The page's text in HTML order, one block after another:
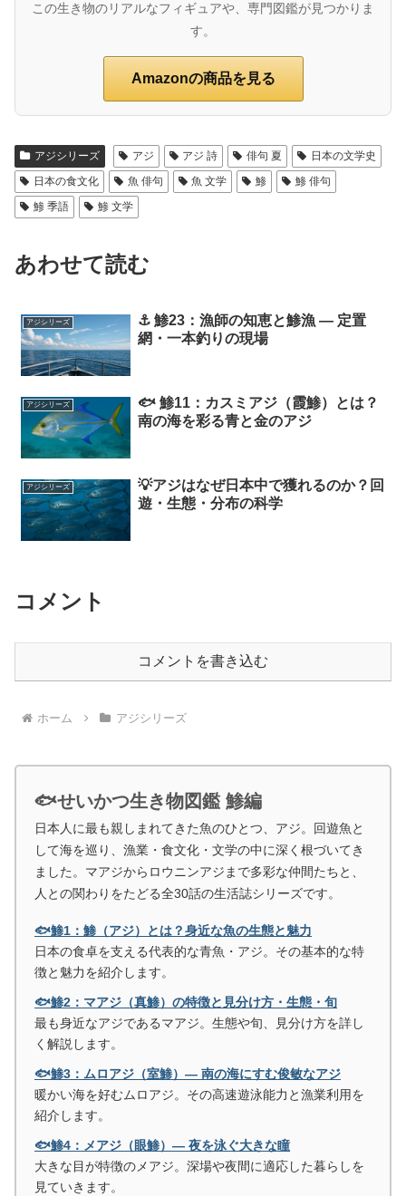
この生き物のリアルなフィギュアや、専門図鑑が見つかりま
す。
Amazonの商品を見る
アジシリーズ アジ アジ 詩 俳句 夏
日本の文学史
日本の食文化
魚 俳句 魚 文学 鯵
鯵 俳句
鯵 季語
鯵 文学
あわせて読む
アジシリーズ
⚓ 鯵23：漁師の知恵と鯵漁 ― 定置
網・一本釣りの現場
アジシリーズ
🐟 鯵11：カスミアジ（霞鯵）とは？
南の海を彩る青と金のアジ
アジシリーズ
💡アジはなぜ日本中で獲れるのか？回
遊・生態・分布の科学
コメント
コメントを書き込む
ホーム アジシリーズ
🐟せいかつ生き物図鑑 鯵編
日本人に最も親しまれてきた魚のひとつ、アジ。回遊魚と
して海を巡り、漁業・食文化・文学の中に深く根づいてき
ました。マアジからロウニンアジまで多彩な仲間たちと、
人との関わりをたどる全30話の生活誌シリーズです。
🐟鯵1：鯵（アジ）とは？身近な魚の生態と魅力
日本の食卓を支える代表的な青魚・アジ。その基本的な特
徴と魅力を紹介します。
🐟鯵2：マアジ（真鯵）の特徴と見分け方・生態・旬
最も身近なアジであるマアジ。生態や旬、見分け方を詳し
く解説します。
🐟鯵3：ムロアジ（室鯵）― 南の海にすむ俊敏なアジ
暖かい海を好むムロアジ。その高速遊泳能力と漁業利用を
紹介します。
🐟鯵4：メアジ（眼鯵）― 夜を泳ぐ大きな瞳
大きな目が特徴のメアジ。深場や夜間に適応した暮らしを
見ていきます。